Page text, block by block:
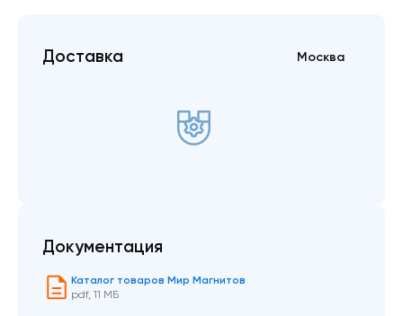
Доставка Москва
Документация
Каталог товаров Мир Магнитов
pdf, 11 МБ